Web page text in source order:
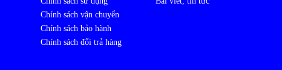
Chính sách vận chuyển
Chính sách bảo hành
Chính sách đổi trả hàng